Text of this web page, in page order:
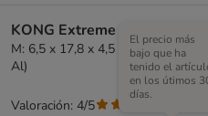
KONG Extreme Goodie Bone
M: 6,5 x 17,8 x 4,5 cm (L x An x
Al)
El precio más
bajo que ha
tenido el
en los útimos
días.
Valoración: 4/5